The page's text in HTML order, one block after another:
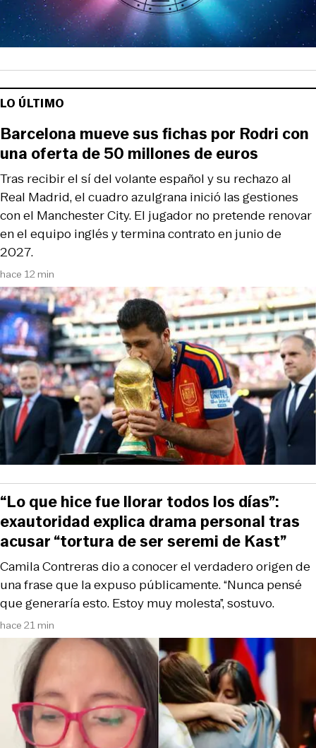
LO ÚLTIMO
hace 12 min
Tras recibir el sí del volante español y su rechazo al
Real Madrid, el cuadro azulgrana inició las gestiones
con el Manchester City. El jugador no pretende renovar
en el equipo inglés y termina contrato en junio de
2027.
Barcelona mueve sus fichas por Rodri con
una oferta de 50 millones de euros
hace 21 min
Camila Contreras dio a conocer el verdadero origen de
una frase que la expuso públicamente. “Nunca pensé
que generaría esto. Estoy muy molesta”, sostuvo.
“Lo que hice fue llorar todos los días”:
exautoridad explica drama personal tras
acusar “tortura de ser seremi de Kast”